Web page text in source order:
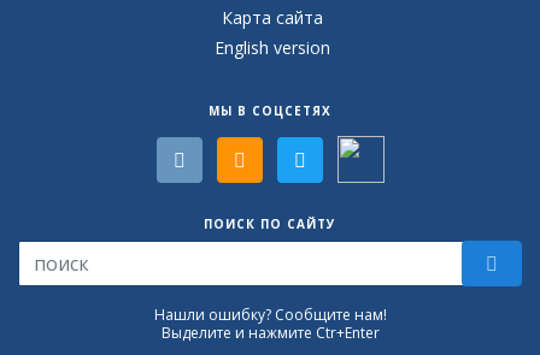
Карта сайта
English version
МЫ В СОЦСЕТЯХ
ПОИСК ПО САЙТУ
Нашли ошибку? Сообщите нам!
Выделите и нажмите Ctr+Enter